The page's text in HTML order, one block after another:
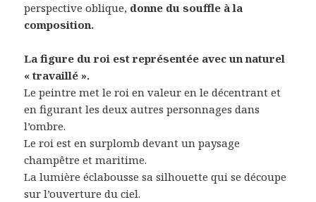
perspective oblique, donne du souffle à la
composition.
La figure du roi est représentée avec un naturel
« travaillé ».
Le peintre met le roi en valeur en le décentrant et
en figurant les deux autres personnages dans
l’ombre.
Le roi est en surplomb devant un paysage
champêtre et maritime.
La lumière éclabousse sa silhouette qui se découpe
sur l’ouverture du ciel.